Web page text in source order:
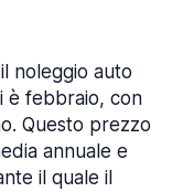
noleggio auto
è febbraio, con
Questo prezzo
annuale e
il quale il